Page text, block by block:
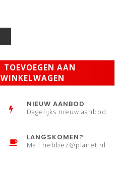
TOEVOEGEN AAN
WINKELWAGEN
NIEUW AANBOD
Dagelijks nieuw aanbod
LANGSKOMEN?
Mail hebbez@planet.nl